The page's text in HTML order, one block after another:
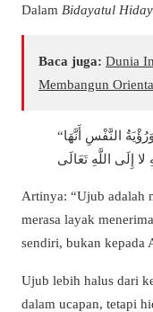
Dalam Bidayatul
Baca juga: Dunia
Membangun
“وَأَمَّا الْعُجْبُ فَهُوَ اسْتِعْظَامُ النِّعْمَةِ، وَرُؤْيَةُ النَّفْسِ أَنَّهَا
Artinya: “Ujub adalah
merasa layak
sendiri, bukan kepada
Ujub lebih halus dari
dalam ucapan, tetapi